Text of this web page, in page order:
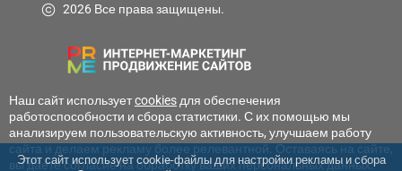
2026 Все права защищены.
Наш сайт используетcookiesдля обеспечения
работоспособности и сбора статистики. С их помощью мы
анализируем пользовательскую активность, улучшаем работу
вы даете согласие на обработку ваших персональных данных.
Этот сайт использует cookie-файлы для настройки рекламы и сбора